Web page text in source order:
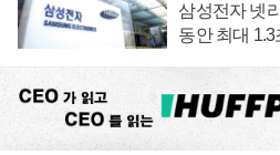
삼성전자 넷
동안 최대